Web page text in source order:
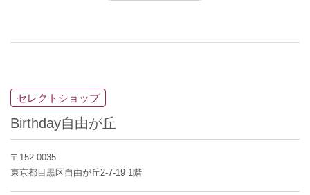
セレクトショップ
Birthday自由が丘
〒152-0035
東京都目黒区自由が丘2-7-19 1階